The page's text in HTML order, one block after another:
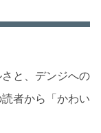
と、デンジへの
者から「かわい